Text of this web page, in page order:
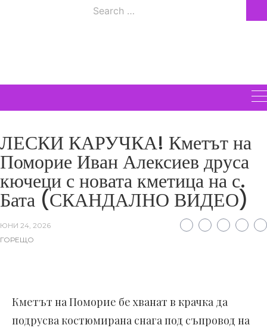
Search
ЛЕСКИ КАРУЧКА! Кметът на
Поморие Иван Алексиев друса
кючеци с новата кметица на с.
Бата (СКАНДАЛНО ВИДЕО)
ЮНИ 24, 2026
ГОРЕЩО
Кметът на Поморие бе хванат в крачка да
подрусва костюмирана снага под съпровод на